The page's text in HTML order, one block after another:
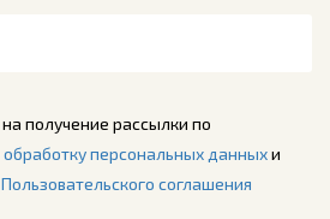
получение рассылки по
обработку персональных данныхи
Пользовательского соглашения